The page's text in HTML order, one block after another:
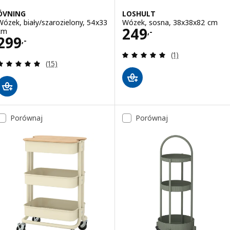
biały/szarozielony, 54x33
,- 299,-
Recenzja: 4.9 z 5 gwiazdki. Łączna liczba recenzji:
(15)
LOSHULT
Wózek, sosna, 38x38x82 cm
249,-
Cena 249,-
Recenzja: 5 z
(1)
Porównaj Porównaj